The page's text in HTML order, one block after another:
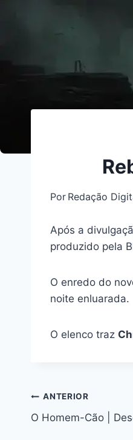
Por Redação
Após a
produzido pela
O enredo do
noite enluarada.
O elenco traz
Navegação
de
ANTERIOR
O Homem-Cão |